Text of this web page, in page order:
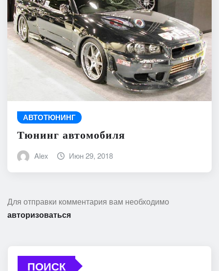
АВТОТЮНИНГ
Тюнинг автомобиля
Alex Июн 29, 2018
Для отправки комментария вам необходимо
авторизоваться
ПОИСК